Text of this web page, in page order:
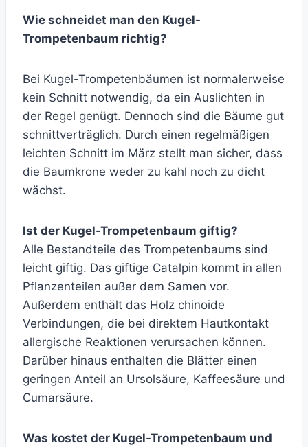
Wie schneidet man den Kugel-
Trompetenbaum richtig?
Bei Kugel-Trompetenbäumen ist normalerweise
kein Schnitt notwendig, da ein Auslichten in
der Regel genügt. Dennoch sind die Bäume gut
schnittverträglich. Durch einen regelmäßigen
leichten Schnitt im März stellt man sicher, dass
die Baumkrone weder zu kahl noch zu dicht
wächst.
Ist der Kugel-Trompetenbaum giftig?
Alle Bestandteile des Trompetenbaums sind
leicht giftig. Das giftige Catalpin kommt in allen
Pflanzenteilen außer dem Samen vor.
Außerdem enthält das Holz chinoide
Verbindungen, die bei direktem Hautkontakt
allergische Reaktionen verursachen können.
Darüber hinaus enthalten die Blätter einen
geringen Anteil an Ursolsäure, Kaffeesäure und
Cumarsäure.
Was kostet der Kugel-Trompetenbaum und